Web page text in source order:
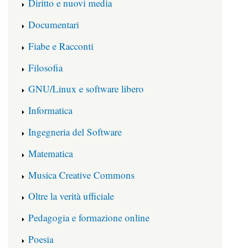
Diritto e nuovi media
Documentari
Fiabe e Racconti
Filosofia
GNU/Linux e software libero
Informatica
Ingegneria del Software
Matematica
Musica Creative Commons
Oltre la verità ufficiale
Pedagogia e formazione online
Poesia